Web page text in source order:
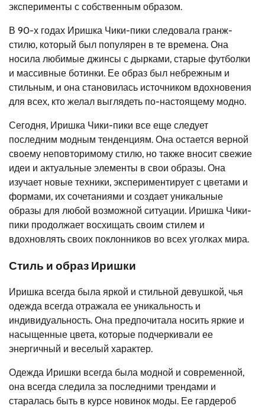
эксперименты с собственным образом.
В 90-х годах Иришка Чики-пики следовала гранж-
стилю, который был популярен в те времена. Она
носила любимые джинсы с дырками, старые футболки
и массивные ботинки. Ее образ был небрежным и
стильным, и она становилась источником вдохновения
для всех, кто желал выглядеть по-настоящему модно.
Сегодня, Иришка Чики-пики все еще следует
последним модным тенденциям. Она остается верной
своему неповторимому стилю, но также вносит свежие
идеи и актуальные элементы в свои образы. Она
изучает новые техники, экспериментирует с цветами и
формами, их сочетаниями и создает уникальные
образы для любой возможной ситуации. Иришка Чики-
пики продолжает восхищать своим стилем и
вдохновлять своих поклонников во всех уголках мира.
Стиль и образ Иришки
Иришка всегда была яркой и стильной девушкой, чья
одежда всегда отражала ее уникальность и
индивидуальность. Она предпочитала носить яркие и
насыщенные цвета, которые подчеркивали ее
энергичный и веселый характер.
Одежда Иришки всегда была модной и современной,
она всегда следила за последними трендами и
старалась быть в курсе новинок моды. Ее гардероб